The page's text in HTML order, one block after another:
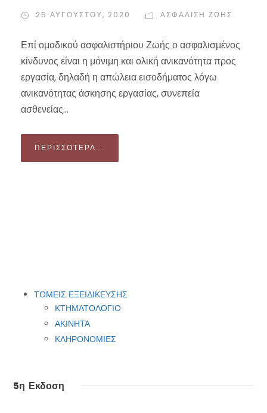
25 ΑΥΓΟΎΣΤΟΥ, 2020 ΑΣΦΆΛΙΣΗ ΖΩΉΣ
Επί ομαδικού ασφαλιστήριου Ζωής ο ασφαλισμένος
κίνδυνος είναι η μόνιμη και ολική ανικανότητα προς
εργασία, δηλαδή η απώλεια εισοδήματος λόγω
ανικανότητας άσκησης εργασίας, συνεπεία
ασθενείας...
ΠΕΡΙΣΣΌΤΕΡΑ...
ΤΟΜΕΙΣ ΕΞΕΙΔΙΚΕΥΣΗΣ
ΚΤΗΜΑΤΟΛΟΓΙΟ
ΑΚΙΝΗΤΑ
ΚΛΗΡΟΝΟΜΙΕΣ
5η Εκδοση